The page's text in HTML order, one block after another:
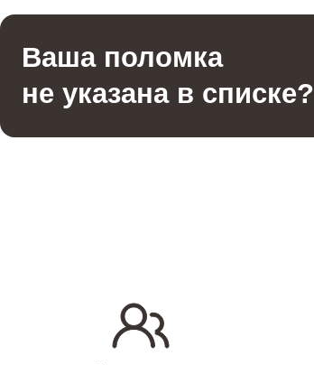
Гладильная система
Ваша поломка
не указана в списке?